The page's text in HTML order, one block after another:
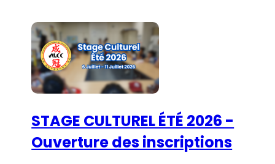
STAGE CULTUREL ÉTÉ 2026 -
Ouverture des inscriptions